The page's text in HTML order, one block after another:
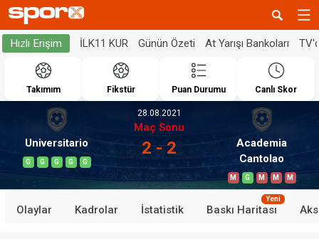
Hızlı Erişim İLK11 KUR Günün Özeti At Yarışı Bankoları
Takımım Fikstür Puan Durumu Canlı Skor
Universitario
G G G G G
28.08.2021
Maç Sonu
2 - 2
Academia
Cantolao
M G M M M
Olaylar Kadrolar İstatistik Baskı Haritası
Yeni